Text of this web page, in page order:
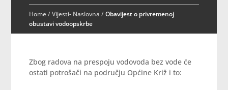
Home/Vijesti- Naslovna /Obavijest o privremenoj
obustavi vodoopskrbe
Zbog radova na prespoju vodovoda bez vode će
ostati potrošači na području Općine Križ i to: